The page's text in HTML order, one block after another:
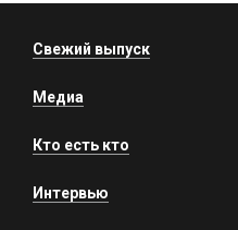
Свежий выпуск
Медиа
Кто есть кто
Интервью